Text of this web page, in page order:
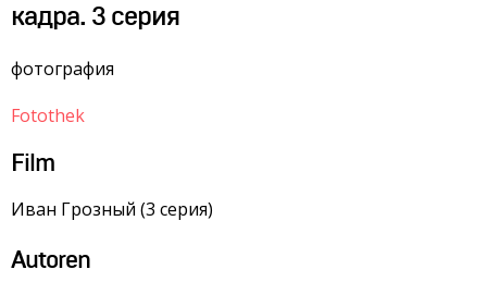
кадра. 3 серия
фотография
Fotothek
Film
Иван Грозный (3 серия)
Autoren